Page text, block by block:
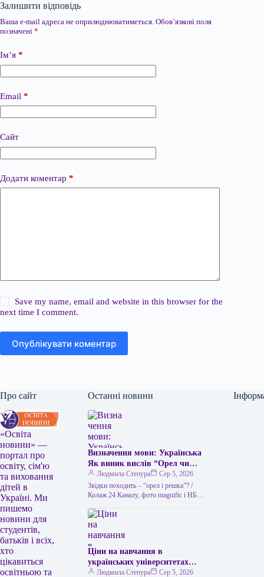
Залишити відповідь
Ваша e-mail адреса не оприлюднюватиметься. Обов’язкові поля
позначені *
Ім’я *
Email *
Сайт
Додати коментар *
Save my name, email and website in this browser for the
next time I comment.
Опублікувати коментар
Про сайт
«Освіта
новини» —
портал про
освіту, сім'ю
та виховання
дітей в
Україні. Ми
пишемо
новини для
студентів,
батьків і всіх,
хто
цікавиться
освітньою та
Останні новини
Визначення мови: Українська
Як виник вислів “Орел чи
решка” та чим його можна
замінити в українській мові
“Орел чи решка” – це
використовується для
позначення випадкового
вибору або вирішення
суперечки за допомогою
підкидання монети. Його
походження пов’язане з
Людмила Степура
Сер 5, 2026
Звідки походить – “орел і решка”? /
Колаж 24 Каналу, фото magnific і НБУ
ухвалити…
Ціни на навчання в
українських університетах
2026 року: скільки коштує
Людмила Степура Сер 5, 2026